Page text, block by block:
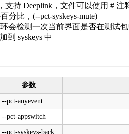
支持 Deeplink，文件可以使用 #
分比，(--pct-syskeys-mute)
会检测一次当前界面是否在测试
到 syskeys 中
参数
--pct-anyevent
--pct-appswitch
--pct-syskeys-back